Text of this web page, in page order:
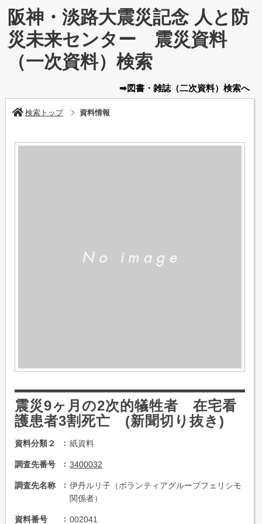
阪神・淡路大震災記念 人と防
災未来センター 震災資料
（一次資料）検索
➡図書・雑誌（二次資料） 検索へ
検索トップ 資料情報
震災9ヶ月の2次的犠牲者 在宅看
護患者3割死亡 (新聞切り抜き)
資料分類２ 紙資料
調査先番号 3400032
調査先名称
伊丹ルリ子（ボランティアグループフェリシモ
関係者）
資料番号 002041